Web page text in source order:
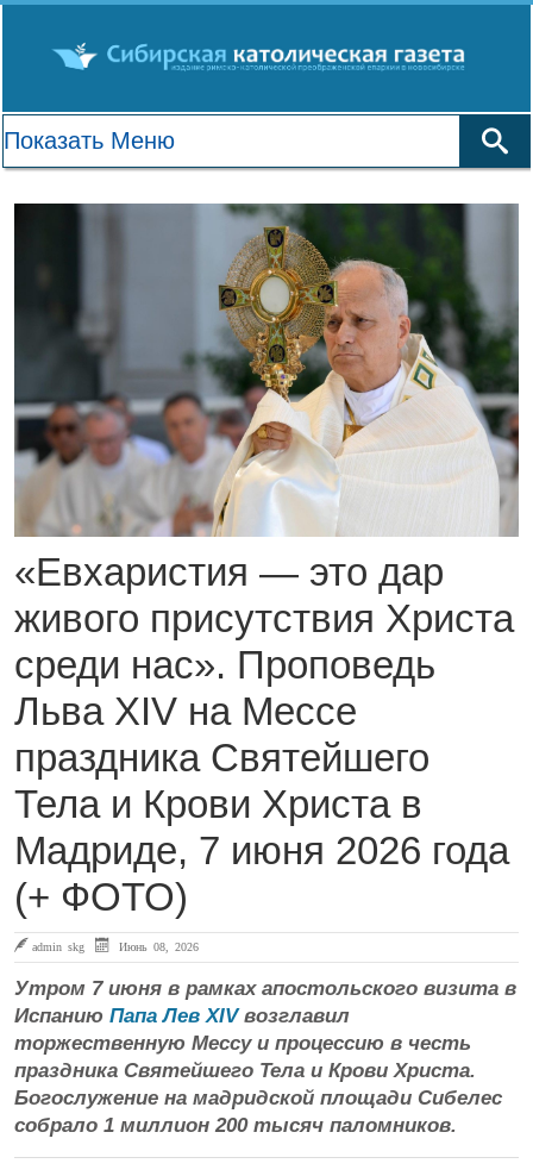
«Евхаристия — это дар
живого присутствия Христа
среди нас». Проповедь
Льва XIV на Мессе
праздника Святейшего
Тела и Крови Христа в
Мадриде, 7 июня 2026 года
(+ ФОТО)
admin skg Июнь 08, 2026
Утром 7 июня в рамках апостольского визита в
Испанию Папа Лев XIVвозглавил
торжественную Мессу и процессию в честь
праздника Святейшего Тела и Крови Христа.
Богослужение на мадридской площади Сибелес
собрало 1 миллион 200 тысяч паломников.